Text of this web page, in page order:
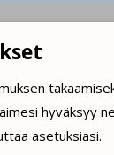
ja ohjeet
x korkeus): 615 x
hyväksyy
asetuksiasi.